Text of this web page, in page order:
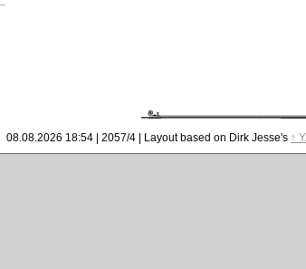
08.08.2026 18:54 | 2057/4 | Layout based on Dirk Jesse's ↑